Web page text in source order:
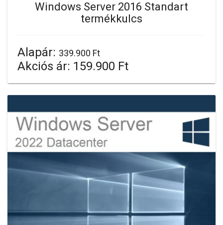
Windows Server 2016 Standart
termékkulcs
Alapár: 339.900 Ft
Akciós ár: 159.900 Ft